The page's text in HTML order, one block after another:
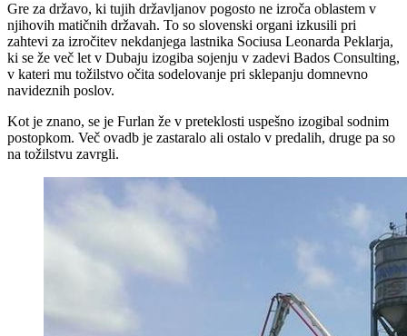
Gre za državo, ki tujih državljanov pogosto ne izroča oblastem v
njihovih matičnih državah. To so slovenski organi izkusili pri
zahtevi za izročitev nekdanjega lastnika Sociusa Leonarda Peklarja,
ki se že več let v Dubaju izogiba sojenju v zadevi Bados Consulting,
v kateri mu tožilstvo očita sodelovanje pri sklepanju domnevno
navideznih poslov.
Kot je znano, se je Furlan že v preteklosti uspešno izogibal sodnim
postopkom. Več ovadb je zastaralo ali ostalo v predalih, druge pa so
na tožilstvu zavrgli.